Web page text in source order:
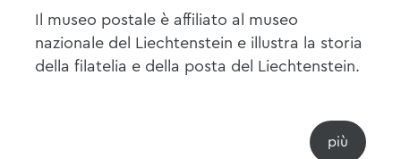
Il museo postale è affiliato al museo
nazionale del Liechtenstein e illustra la storia
della filatelia e della posta del Liechtenstein.